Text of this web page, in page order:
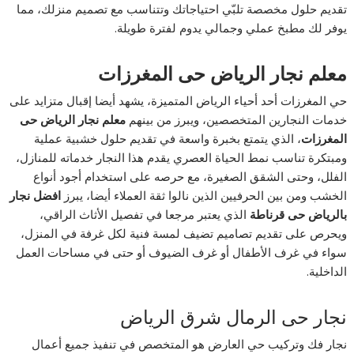
تقديم حلول مخصصة تلبّي احتياجاتك وتتناسب مع تصميم منزلك، مما
يوفر لك مطبخ عملي وجمالي يدوم لفترة طويلة.
معلم نجار الرياض حى المغرزات
حي المغرزات أحد أحياء الرياض المتميزة، يشهد أيضا إقبال متزايد على
خدمات النجارين المتخصصين، ويبرز من بينهممعلم نجار الرياض حى
المغرزات، الذي يتمتع بخبرة واسعة في تقديم حلول خشبية عملية
ومبتكرة تناسب نمط الحياة العصري يقدم هذا النجار خدماته للمنازل،
الفلل، وحتى الشقق الصغيرة، مع حرصه على استخدام أجود أنواع
الخشب ومن بين الحرفيين الذين نالوا ثقة العملاء أيضا، يبرزافضل نجار
بالرياض حى قرناطة الذي يعتبر مرجعا في تفصيل الأثاث الراقي،
ويحرص على تقديم تصاميم تضيف لمسة فنية لكل غرفة في المنزل،
سواء في غرف الأطفال أو غرف الضيوف أو حتى في مساحات العمل
الداخلية.
نجار حى الرمال شرق الرياض
نجار فك وتركيب حي العارض هو المتخصص في تنفيذ جميع أعمال